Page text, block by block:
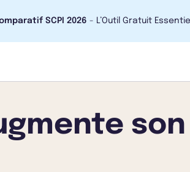
SCPI 2026 - L’Outil Gratuit Essentiel